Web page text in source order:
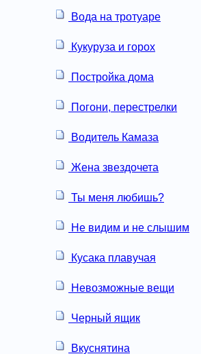
Вода на тротуаре
Кукуруза и горох
Постройка дома
Погони, перестрелки
Водитель Камаза
Жена звездочета
Ты меня любишь?
Не видим и не слышим
Кусака плавучая
Невозможные вещи
Черный ящик
Вкуснятина